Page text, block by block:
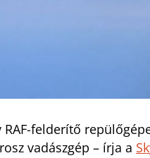
felderítő
vadászgép – írja a